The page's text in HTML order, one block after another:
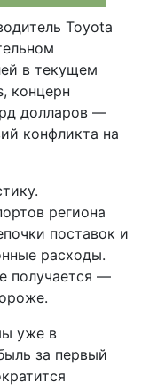
Toyota
в текущем
концерн
долларов —
конфликта на
региона
поставок и
расходы.
получается —
уже в
за первый